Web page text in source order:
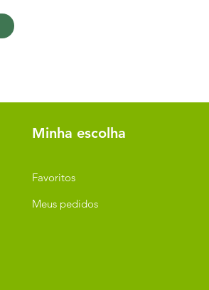
Minha escolha
Favoritos
Meus pedidos